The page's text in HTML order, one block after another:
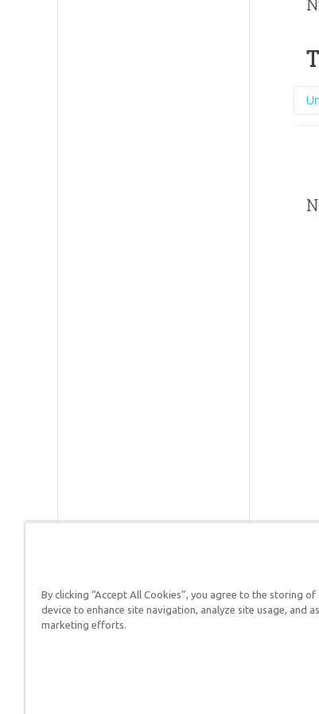
Respuestas en
defender su fe y
By clicking “Accept All Cookies”, you agree to the storing
device to enhance site navigation, analyze site usage, and
marketing efforts.